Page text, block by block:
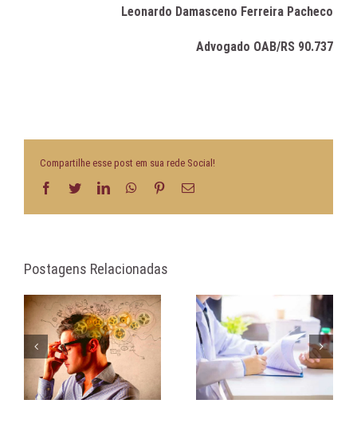
Leonardo Damasceno Ferreira Pacheco
Advogado OAB/RS 90.737
Compartilhe esse post em sua rede Social!
Facebook
TwitterLinkedInWhatsApp
Pinterest
E-
Postagens Relacionadas
Isenção de carência |
Doenças e afecções
Comunicação assertiva
na negociação